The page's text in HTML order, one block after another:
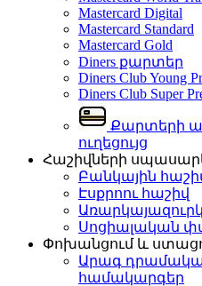
Mastercard Digital
Mastercard Standard
Mastercard Gold
Diners քարտեր
Diners Club Young
Diners Club Super
Քարտերի
ուղեցույց
Հաշիվների
Բանկային
Էսքրոու հաշիվ
Սոցիալական
Փոխանցում և
Արագ
համակարգեր